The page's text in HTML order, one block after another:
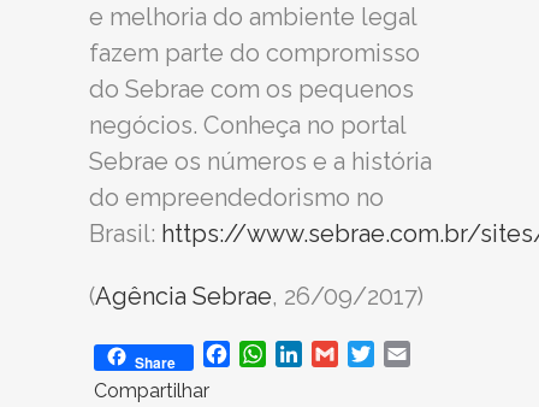
e melhoria do ambiente legal
fazem parte do compromisso
do Sebrae com os pequenos
negócios. Conheça no portal
Sebrae os números e a história
do empreendedorismo no
Brasil: https://www.sebrae.com.br/
(Agência Sebrae, 26/09/2017)
Share Facebook
WhatsApp
LinkedInGmailTwitter
Compartilhar